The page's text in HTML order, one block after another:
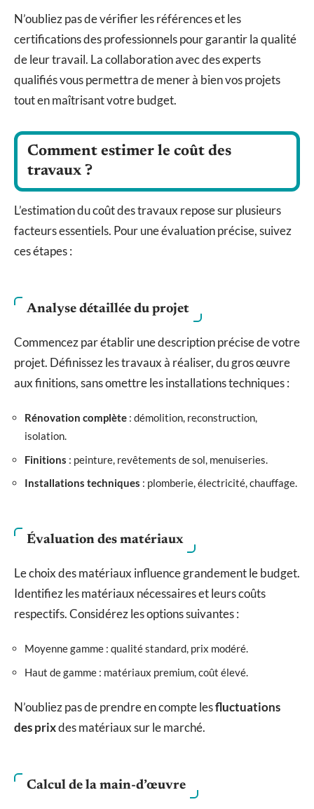
N’oubliez pas de vérifier les références et les
certifications des professionnels pour garantir la qualité
de leur travail. La collaboration avec des experts
qualifiés vous permettra de mener à bien vos projets
tout en maîtrisant votre budget.
Comment estimer le coût des
travaux ?
L’estimation du coût des travaux repose sur plusieurs
facteurs essentiels. Pour une évaluation précise, suivez
ces étapes :
Analyse détaillée du projet
Commencez par établir une description précise de votre
projet. Définissez les travaux à réaliser, du gros œuvre
aux finitions, sans omettre les installations techniques :
Rénovation complète : démolition, reconstruction,
isolation.
Finitions : peinture, revêtements de sol, menuiseries.
Installations techniques : plomberie, électricité, chauffage.
Évaluation des matériaux
Le choix des matériaux influence grandement le budget.
Identifiez les matériaux nécessaires et leurs coûts
respectifs. Considérez les options suivantes :
Moyenne gamme : qualité standard, prix modéré.
Haut de gamme : matériaux premium, coût élevé.
N’oubliez pas de prendre en compte lesfluctuations
des prixdes matériaux sur le marché.
Calcul de la main-d’œuvre